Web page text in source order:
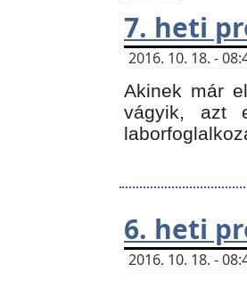
7. heti
2016. 10. 18. -
Akinek már
vágyik, azt
6. heti
2016. 10. 18. -